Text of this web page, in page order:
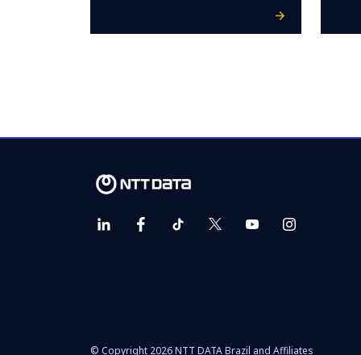
© Copyright 2026 NTT DATA Brazil and Affiliates